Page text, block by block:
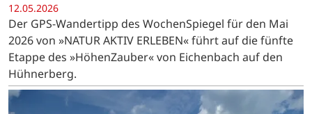
12.05.2026
Der GPS-Wandertipp des WochenSpiegel für den Mai
2026 von »NATUR AKTIV ERLEBEN« führt auf die fünfte
Etappe des »HöhenZauber« von Eichenbach auf den
Hühnerberg.